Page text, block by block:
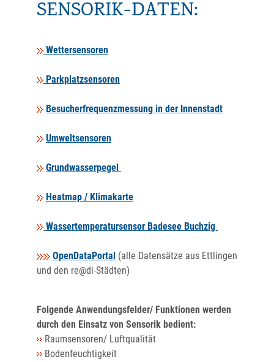
SENSORIK-DATEN:
Wettersensoren
Parkplatzsensoren
Besucherfrequenzmessung in der Innenstadt
Umweltsensoren
Grundwasserpegel
Heatmap / Klimakarte
Wassertemperatursensor Badesee Buchzig
OpenDataPortal (alle Datensätze aus Ettlingen
und den re@di-Städten)
Folgende Anwendungsfelder/ Funktionen werden
durch den Einsatz von Sensorik bedient:
Raumsensoren/ Luftqualität
Bodenfeuchtigkeit